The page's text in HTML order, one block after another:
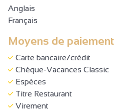
Anglais
Français
Moyens de paiement
Carte bancaire/crédit
Chèque-Vacances Classic
Espèces
Titre Restaurant
Virement